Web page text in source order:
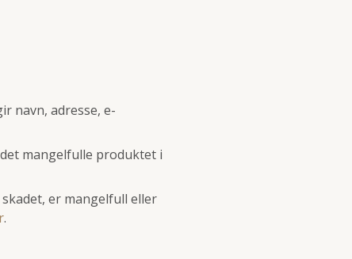
navn, adresse, e-
mangelfulle produktet i
er mangelfull eller
.